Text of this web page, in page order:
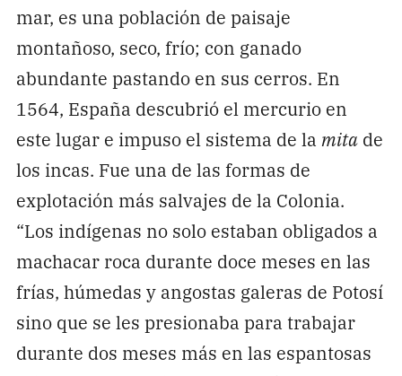
mar, es una población de paisaje
montañoso, seco, frío; con ganado
abundante pastando en sus cerros. En
1564, España descubrió el mercurio en
este lugar e impuso el sistema de la mitade
los incas. Fue una de las formas de
explotación más salvajes de la Colonia.
“Los indígenas no solo estaban obligados a
machacar roca durante doce meses en las
frías, húmedas y angostas galeras de Potosí
sino que se les presionaba para trabajar
durante dos meses más en las espantosas